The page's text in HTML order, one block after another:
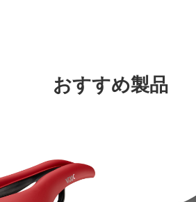
おすすめ製品